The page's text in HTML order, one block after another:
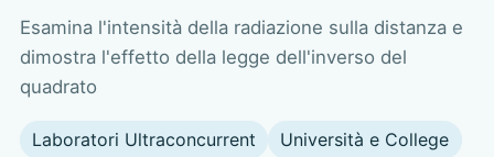
Esamina l'intensità della radiazione sulla distanza e
dimostra l'effetto della legge dell'inverso del
quadrato
Laboratori Ultraconcurrent
Università e College